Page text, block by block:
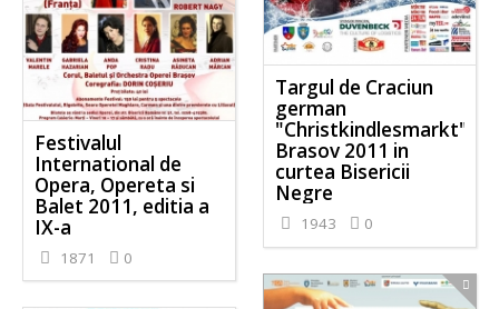
Targul de Craciun
german
"Christkindlesmarkt"
Brasov 2011 in
curtea Bisericii
Negre
1943 0
Festivalul
International de
Opera, Opereta si
Balet 2011, editia a
IX-a
1871 0